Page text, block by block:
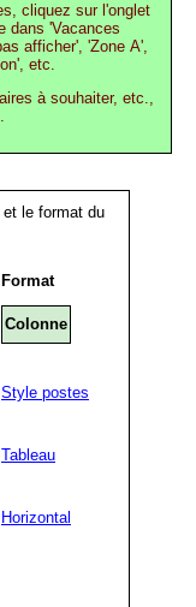
cliquez sur l'onglet
dans 'Vacances
afficher', 'Zone A',
etc.
à souhaiter, etc.,
le format du
Format
Colonne
Style postes
Tableau
Horizontal